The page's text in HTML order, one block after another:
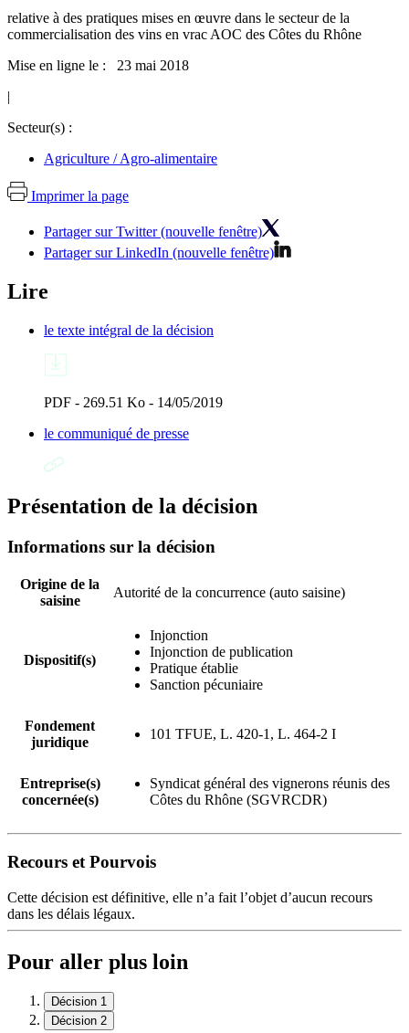
relative à des pratiques mises en œuvre dans le secteur de la
commercialisation des vins en vrac AOC des Côtes du Rhône
Mise en ligne le : 23 mai 2018
|
Secteur(s) :
Agriculture / Agro-alimentaire
Imprimer la page
Partager sur Twitter (nouvelle fenêtre)
Partager sur LinkedIn (nouvelle fenêtre)
Lire
le texte intégral de la décision
PDF - 269.51 Ko - 14/05/2019
le communiqué de presse
Présentation de la décision
Informations sur la décision
Origine de la
saisine
Autorité de la concurrence (auto saisine)
Dispositif(s)
Injonction
Injonction de publication
Pratique établie
Sanction pécuniaire
Fondement
juridique
101 TFUE, L. 420-1, L. 464-2 I
Entreprise(s)
concernée(s)
Syndicat général des vignerons réunis des
Côtes du Rhône (SGVRCDR)
Recours et Pourvois
Cette décision est définitive, elle n’a fait l’objet d’aucun recours
dans les délais légaux.
Pour aller plus loin
Décision 1
Décision 2